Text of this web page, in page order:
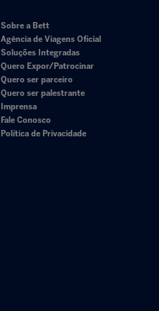
Sobre a Bett
Agência de Viagens Oficial
Soluções Integradas
Quero Expor/Patrocinar
Quero ser parceiro
Quero ser palestrante
Imprensa
Fale Conosco
Política de Privacidade